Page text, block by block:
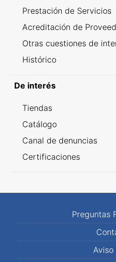
Prestación de Servicios
Acreditación de
Otras cuestiones de
Histórico
De interés
Tiendas
Catálogo
Canal de denuncias
Certificaciones
Preguntas
Aviso